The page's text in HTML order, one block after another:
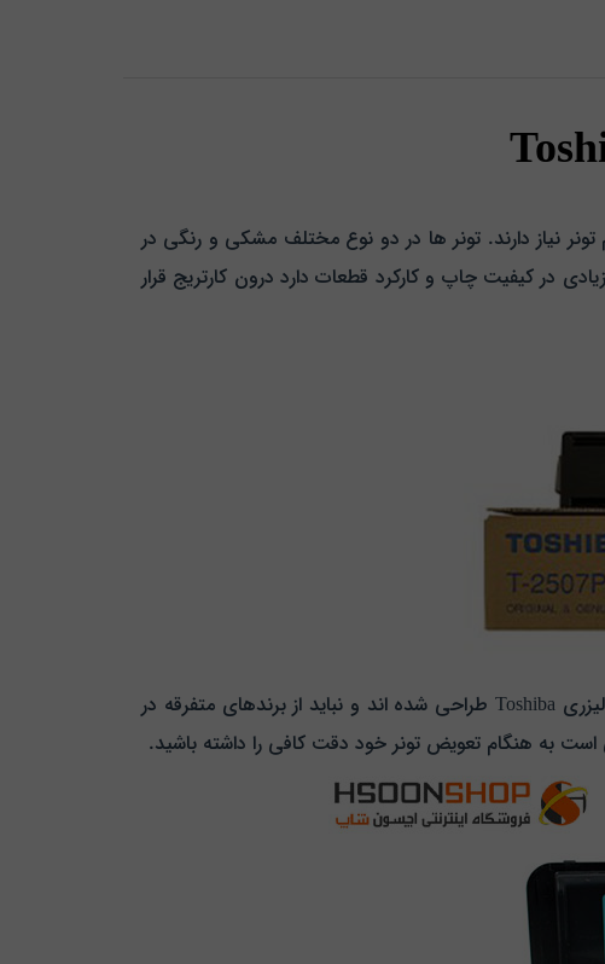
نیاز دارند. تونر ها در دو نوع مختلف مشکی و رنگی در
در کیفیت چاپ و کارکرد قطعات دارد درون کارتریج قرار
در این حالت باید کارتریج مورد نظر شارژ و یا به طورکل تعویض گردد. تونرهای Toshiba برای استفاده در پرینترهای لیزری Toshiba طراحی‌ شده‌ اند و نباید از برندهای متفرقه در
است به هنگام تعویض تونر خود دقت کافی را داشته باشید.